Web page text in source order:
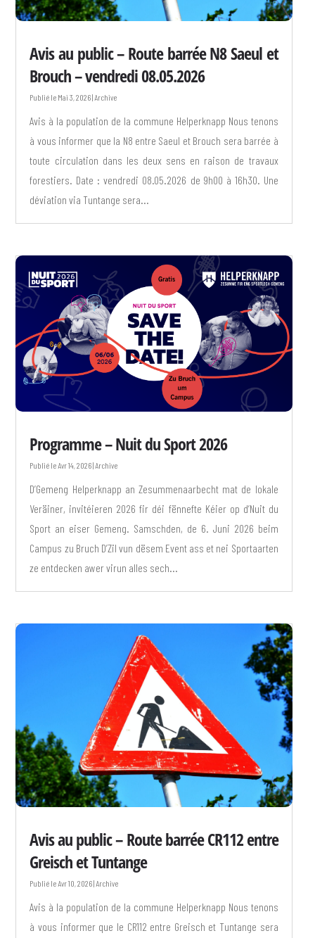
Avis au public – Route barrée N8 Saeul et
Brouch – vendredi 08.05.2026
Mai 3, 2026| Archive
Avis à la population de la commune Helperknapp Nous tenons
à vous informer que la N8 entre Saeul et Brouch sera barrée à
toute circulation dans les deux sens en raison de travaux
forestiers. Date : vendredi 08.05.2026 de 9h00 à 16h30. Une
déviation via Tuntange sera...
Programme – Nuit du Sport 2026
Avr 14, 2026| Archive
D’Gemeng Helperknapp an Zesummenaarbecht mat de lokale
Veräiner, invitéieren 2026 fir déi fënnefte Kéier op d’Nuit du
Sport an eiser Gemeng. Samschden, de 6. Juni 2026 beim
Campus zu Bruch D’Zil vun dësem Event ass et nei Sportaarten
ze entdecken awer virun alles sech...
Avis au public – Route barrée CR112 entre
Greisch et Tuntange
Avr 10, 2026| Archive
Avis à la population de la commune Helperknapp Nous tenons
à vous informer que le CR112 entre Greisch et Tuntange sera